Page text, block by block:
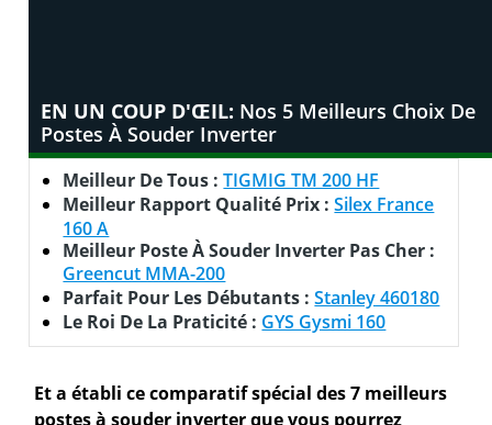
EN UN COUP D'ŒIL: Nos 5 Meilleurs Choix De
Postes À Souder Inverter
Meilleur De Tous :TIGMIG TM 200 HF
Meilleur Rapport Qualité Prix :Silex France
160 A
Meilleur Poste À Souder Inverter Pas Cher :
Greencut MMA-200
Parfait Pour Les Débutants :Stanley 460180
Le Roi De La Praticité : GYS Gysmi 160
Et a établi ce comparatif spécial des 7 meilleurs
postes à souder inverter que vous pourrez